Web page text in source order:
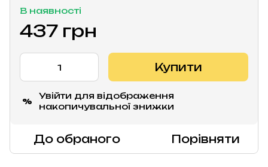
В наявності
437 грн
Купити
%
Увійти для відображення
накопичувальної знижки
До обраного Порівняти